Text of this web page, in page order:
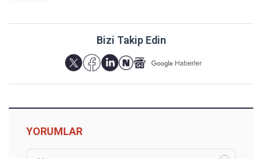
Bizi Takip Edin
YORUMLAR